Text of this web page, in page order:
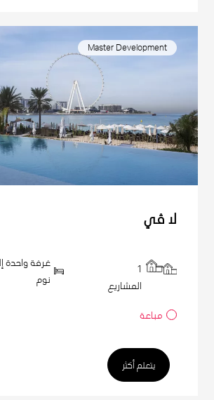
Master Development
لا ڤي
1
المشاريع
نوم
مباعة
يتعلم أكثر